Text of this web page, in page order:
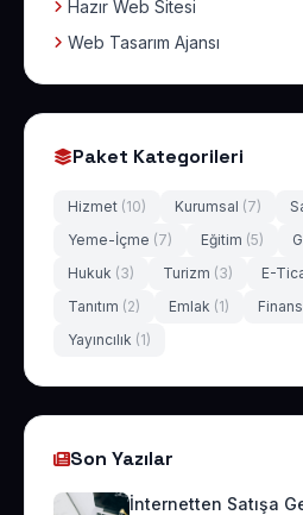
Hazır Web Sitesi
Web Tasarım Ajansı
Paket Kategorileri
Hizmet (10) Kurumsal (7)
Yeme-İçme (7) Eğitim (5)
Hukuk (3) Turizm (3) E-
Tanıtım (2) Emlak (1) Finans
Yayıncılık (1)
Son Yazılar
İnternetten Satışa